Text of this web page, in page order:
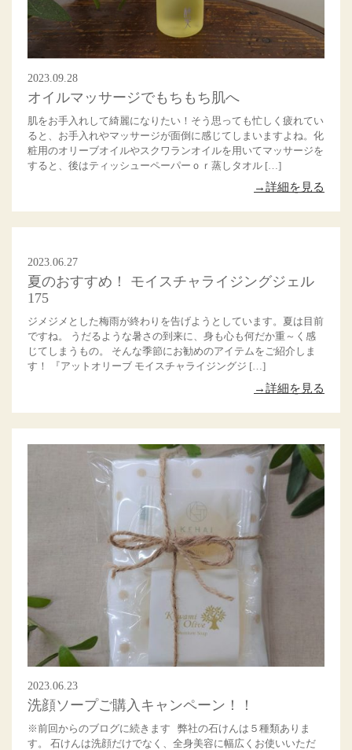
2023.09.28
オイルマッサージでもちもち肌へ
肌をお手入れして綺麗になりたい！そう思っても忙しく疲れてい
ると、お手入れやマッサージが面倒に感じてしまいますよね。化
粧用のオリーブオイルやスクワランオイルを用いてマッサージを
すると、後はティッシューペーパーｏｒ蒸しタオル […]
→詳細を見る
2023.06.27
夏のおすすめ！ モイスチャライジングジェル
175
ジメジメとした梅雨が終わりを告げようとしています。夏は目前
ですね。 うだるような暑さの到来に、身も心も何だか重～く感
じてしまうもの。 そんな季節にお勧めのアイテムをご紹介しま
す！ 『アットオリーブ モイスチャライジングジ […]
→詳細を見る
2023.06.23
洗顔ソープご購入キャンペーン！！
※前回からのブログに続きます 弊社の石けんは５種類ありま
す。 石けんは洗顔だけでなく、全身美容に幅広くお使いいただ